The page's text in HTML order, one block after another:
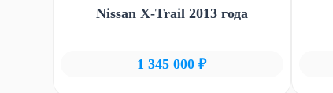
Nissan X-Trail 2013 года
1 345 000 ₽